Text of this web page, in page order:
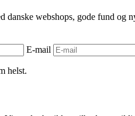
danske webshops, gode fund og
E-mail
helst.